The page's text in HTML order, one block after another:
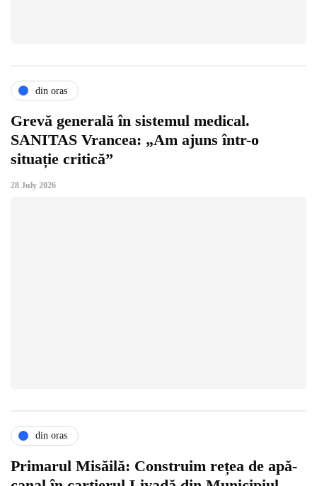
din oras
Grevă generală în sistemul medical.
SANITAS Vrancea: „Am ajuns într-o
situație critică”
28 July 2026
din oras
Primarul Misăilă: Construim rețea de apă-